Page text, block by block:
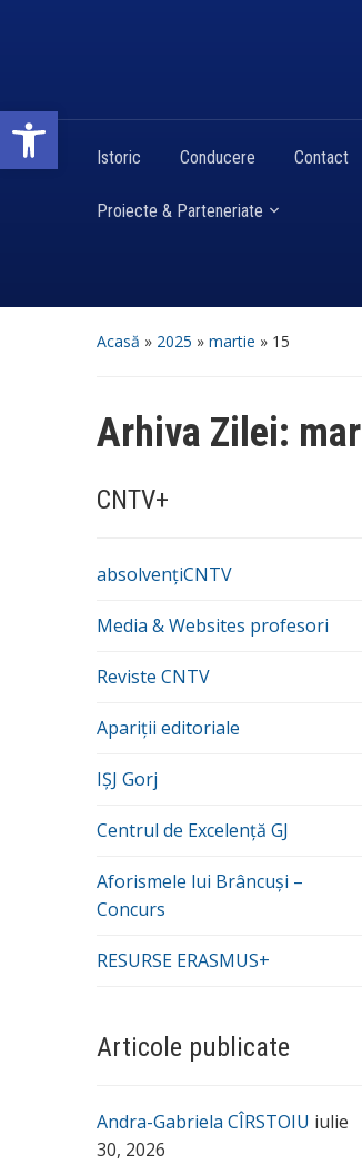
Deschide bara de unelte
Istoric Conducere Contact
Proiecte & Parteneriate
Acasă » 2025 » martie » 15
Arhiva Zilei:
CNTV+
absolvențiCNTV
Media & Websites profesori
Reviste CNTV
Apariții editoriale
IȘJ Gorj
Centrul de Excelență GJ
Aforismele lui Brâncuși –
Concurs
RESURSE ERASMUS+
Articole publicate
Andra-Gabriela CÎRSTOIU iulie
30, 2026